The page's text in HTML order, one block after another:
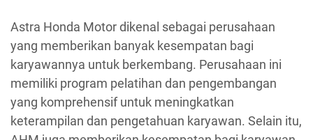
Astra Honda Motor dikenal sebagai perusahaan
yang memberikan banyak kesempatan bagi
karyawannya untuk berkembang. Perusahaan ini
memiliki program pelatihan dan pengembangan
yang komprehensif untuk meningkatkan
keterampilan dan pengetahuan karyawan. Selain itu,